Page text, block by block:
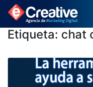
Etiqueta: chat